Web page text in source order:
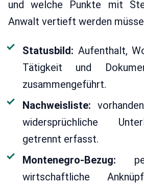
und welche Punkte mit
Anwalt vertieft werden
Statusbild: Aufenthalt,
Tätigkeit und
zusammengeführt.
Nachweisliste:
widersprüchliche
getrennt erfasst.
Montenegro-Bezug:
wirtschaftliche